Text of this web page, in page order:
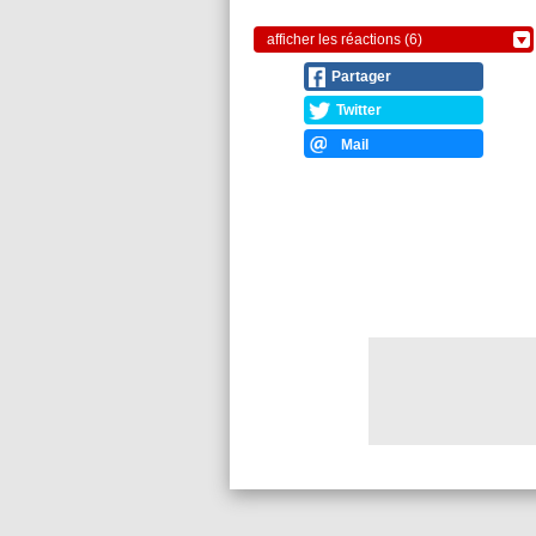
afficher les réactions (6)
Partager
Twitter
Mail